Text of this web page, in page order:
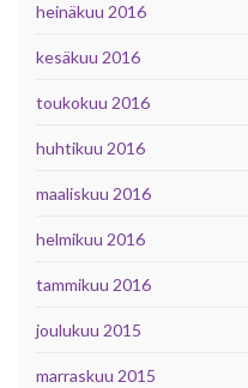
heinäkuu 2016
kesäkuu 2016
toukokuu 2016
huhtikuu 2016
maaliskuu 2016
helmikuu 2016
tammikuu 2016
joulukuu 2015
marraskuu 2015